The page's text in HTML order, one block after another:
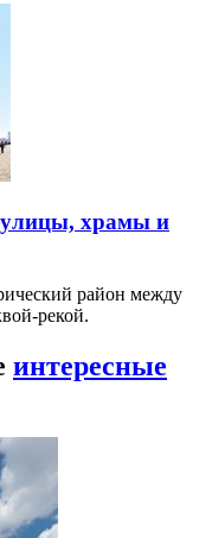
улицы, храмы и
район между
рекой.
интересные